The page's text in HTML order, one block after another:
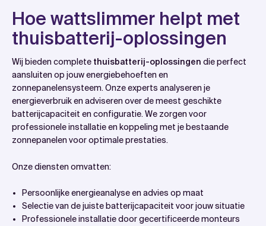
Hoe wattslimmer helpt met
thuisbatterij-oplossingen
Wij bieden complete thuisbatterij-oplossingen die perfect
aansluiten op jouw energiebehoeften en
zonnepanelensysteem. Onze experts analyseren je
energieverbruik en adviseren over de meest geschikte
batterijcapaciteit en configuratie. We zorgen voor
professionele installatie en koppeling met je bestaande
zonnepanelen voor optimale prestaties.
Onze diensten omvatten:
Persoonlijke energieanalyse en advies op maat
Selectie van de juiste batterijcapaciteit voor jouw situatie
Professionele installatie door gecertificeerde monteurs